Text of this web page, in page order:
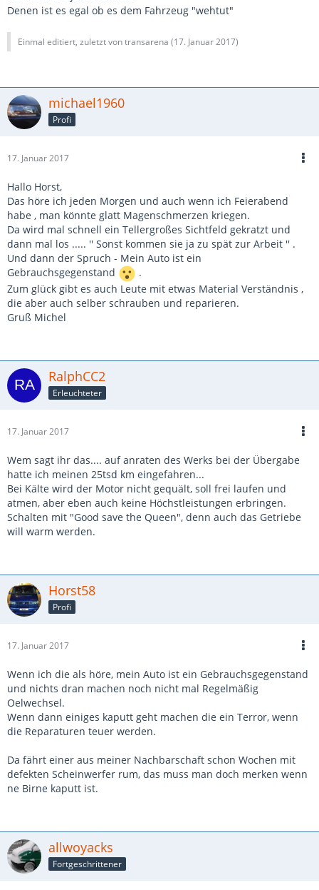
Denen ist es egal ob es dem Fahrzeug "wehtut"
Einmal editiert, zuletzt von transarena (17. Januar 2017)
michael1960
Profi
17. Januar 2017
Hallo Horst,
Das höre ich jeden Morgen und auch wenn ich Feierabend
habe , man könnte glatt Magenschmerzen kriegen.
Da wird mal schnell ein Tellergroßes Sichtfeld gekratzt und
dann mal los ..... '' Sonst kommen sie ja zu spät zur Arbeit '' .
Und dann der Spruch - Mein Auto ist ein
Gebrauchsgegenstand
.
Zum glück gibt es auch Leute mit etwas Material Verständnis ,
die aber auch selber schrauben und reparieren.
Gruß Michel
RalphCC2
Erleuchteter
17. Januar 2017
Wem sagt ihr das.... auf anraten des Werks bei der Übergabe
hatte ich meinen 25tsd km eingefahren...
Bei Kälte wird der Motor nicht gequält, soll frei laufen und
atmen, aber eben auch keine Höchstleistungen erbringen.
Schalten mit "Good save the Queen", denn auch das Getriebe
will warm werden.
Horst58
Profi
17. Januar 2017
Wenn ich die als höre, mein Auto ist ein Gebrauchsgegenstand
und nichts dran machen noch nicht mal Regelmäßig
Oelwechsel.
Wenn dann einiges kaputt geht machen die ein Terror, wenn
die Reparaturen teuer werden.
Da fährt einer aus meiner Nachbarschaft schon Wochen mit
defekten Scheinwerfer rum, das muss man doch merken wenn
ne Birne kaputt ist.
allwoyacks
Fortgeschrittener